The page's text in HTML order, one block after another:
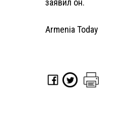
заявил он.
Armenia Today